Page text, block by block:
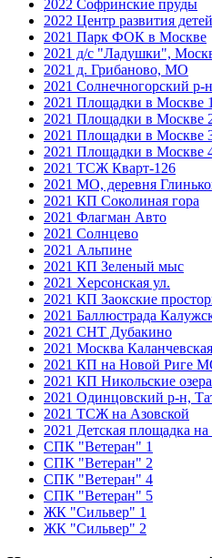
2022 Софринские пруды
2022 Центр развития детей
2021 Парк ФОК в Москве
2021 д/с "Ладушки",
2021 д. Грибаново, МО
2021 Солнечногорский р-н
2021 Площадки в Москве 1
2021 Площадки в Москве
2021 Площадки в Москве
2021 Площадки в Москве
2021 ТСЖ Кварт-126
2021 МО, деревня
2021 КП Соколиная гора
2021 Флагман Авто
2021 Солнцево
2021 Альпине
2021 КП Зеленый мыс
2021 Херсонская ул.
2021 КП Заокские
2021 Баллюстрада
2021 СНТ Дубакино
2021 Москва
2021 КП на Новой Риге
2021 КП Никольские
2021 Одинцовский р-н,
2021 ТСЖ на Азовской
2021 Детская площадка
СПК "Ветеран" 1
СПК "Ветеран" 2
СПК "Ветеран" 4
СПК "Ветеран" 5
ЖК "Сильвер" 1
ЖК "Сильвер" 2